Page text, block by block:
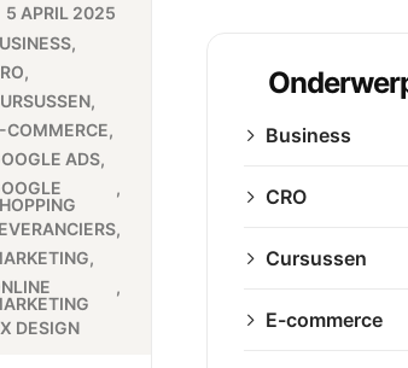
5 APRIL 2025
COMMERCE
ADS
DESIGN
Business
CRO
Cursussen
E-commerce